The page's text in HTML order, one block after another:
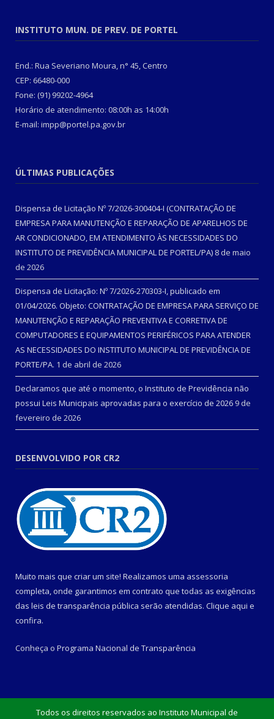
INSTITUTO MUN. DE PREV. DE PORTEL
End.: Rua Severiano Moura, n° 45, Centro
CEP: 66480-000
Fone: (91) 99202-4964
Horário de atendimento: 08:00h as 14:00h
E-mail: impp@portel.pa.gov.br
ÚLTIMAS PUBLICAÇÕES
Dispensa de Licitação Nº 7/2026-300404-I (CONTRATAÇÃO DE
EMPRESA PARA MANUTENÇÃO E REPARAÇÃO DE APARELHOS DE
AR CONDICIONADO, EM ATENDIMENTO ÀS NECESSIDADES DO
INSTITUTO DE PREVIDÊNCIA MUNICIPAL DE PORTEL/PA) 8 de maio
de 2026
Dispensa de Licitação: Nº 7/2026-270303-I, publicado em
01/04/2026. Objeto: CONTRATAÇÃO DE EMPRESA PARA SERVIÇO DE
MANUTENÇÃO E REPARAÇÃO PREVENTIVA E CORRETIVA DE
COMPUTADORES E EQUIPAMENTOS PERIFÉRICOS PARA ATENDER
AS NECESSIDADES DO INSTITUTO MUNICIPAL DE PREVIDÊNCIA DE
PORTE/PA. 1 de abril de 2026
Declaramos que até o momento, o Instituto de Previdência não
possui Leis Municipais aprovadas para o exercício de 2026 9 de
fevereiro de 2026
DESENVOLVIDO POR CR2
Muito mais que criar um site! Realizamos uma assessoria
completa, onde garantimos em contrato que todas as exigências
das leis de transparência pública serão atendidas. Clique aqui e
confira.
Conheça o Programa Nacional de Transparência
Todos os direitos reservados ao Instituto Municipal de